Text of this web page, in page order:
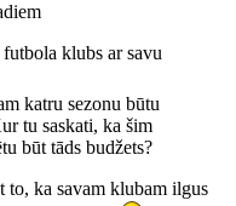
klubs ar savu
katru sezonu būtu
tu saskati, ka šim
būt tāds budžets?
to, ka savam klubam ilgus